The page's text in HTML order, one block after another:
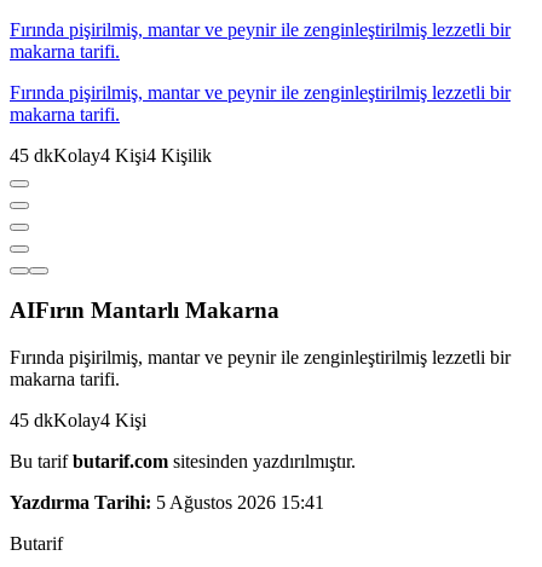
Fırında pişirilmiş, mantar ve peynir ile zenginleştirilmiş lezzetli bir
makarna tarifi.
Fırında pişirilmiş, mantar ve peynir ile zenginleştirilmiş lezzetli bir
makarna tarifi.
45 dkKolay4 Kişi4 Kişilik
AIFırın Mantarlı Makarna
Fırında pişirilmiş, mantar ve peynir ile zenginleştirilmiş lezzetli bir
makarna tarifi.
45 dkKolay4 Kişi
Bu tarifbutarif.com sitesinden yazdırılmıştır.
Yazdırma Tarihi: 5 Ağustos 2026 15:41
Butarif